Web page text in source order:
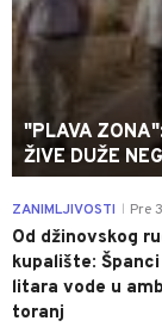
"PLAVA
ŽIVE DUŽE
ZANIMLJIVOSTI Pre
Od džinovskog
kupalište:
litara vode u
toranj